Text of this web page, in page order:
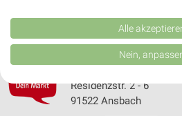
408,77 km • Angebote:
Residenzstr. 2 - 6
91522 Ansbach
Kombinationen von Daten aus
Verbesserung der Angebote. Verwendung
von Inhalten.
Daten können außerhalb der Europäischen
Website/App.
Partnerliste anzeigen (1 IAB-Anbieter)
Alle
Nein,